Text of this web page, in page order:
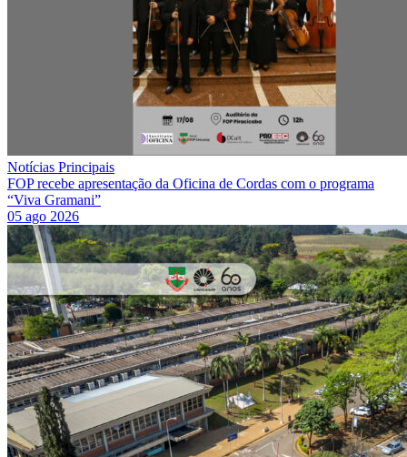
Notícias Principais
FOP recebe apresentação da Oficina de Cordas com o programa
“Viva Gramani”
05 ago 2026